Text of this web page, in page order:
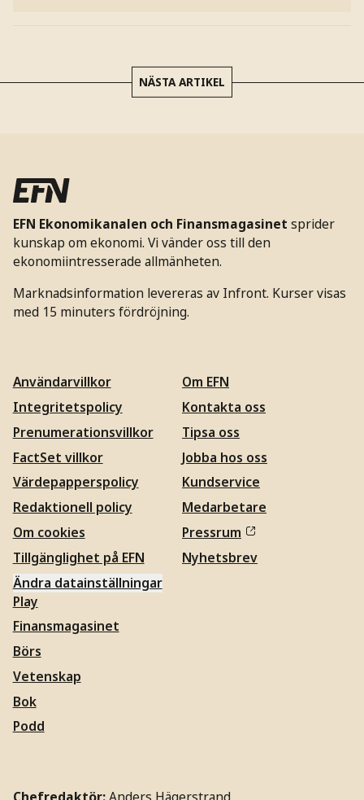
NÄSTA ARTIKEL
EFN Ekonomikanalen och Finansmagasinet sprider
kunskap om ekonomi. Vi vänder oss till den
ekonomiintresserade allmänheten.
Marknadsinformation levereras av Infront. Kurser visas
med 15 minuters fördröjning.
Användarvillkor
Integritetspolicy
Prenumerationsvillkor
FactSet villkor
Värdepapperspolicy
Redaktionell policy
Om cookies
Tillgänglighet på EFN
Ändra datainställningar
Om EFN
Kontakta oss
Tipsa oss
Jobba hos oss
Kundservice
Medarbetare
Pressrum
Nyhetsbrev
Play
Finansmagasinet
Börs
Vetenskap
Bok
Podd